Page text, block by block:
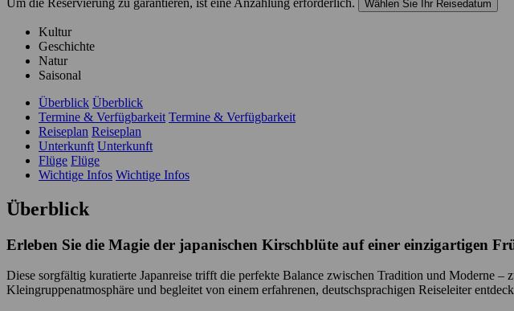
Wählen Sie Ihr Reisedatum
Kultur
Geschichte
Natur
Saisonal
Überblick Überblick
Termine & Verfügbarkeit Termine & Verfügbarkeit
Reiseplan Reiseplan
Unterkunft Unterkunft
Flüge Flüge
Wichtige Infos Wichtige Infos
Überblick
Erleben Sie die Magie der japanischen Kirschblüte auf einer einzigartigen
Diese sorgfältig kuratierte Japanreise trifft die perfekte Balance zwischen Tradition und Moderne
Kleingruppenatmosphäre und begleitet von einem erfahrenen, deutschsprachigen Reiseleiter